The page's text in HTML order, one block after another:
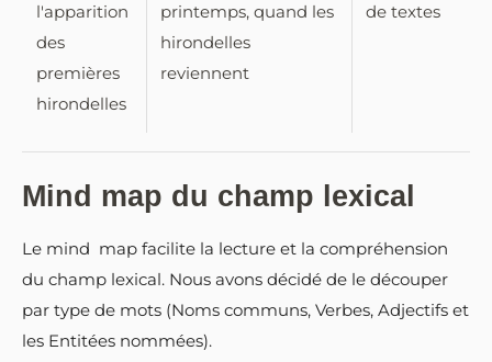
l'apparition
des
premières
hirondelles
printemps, quand les
hirondelles
reviennent
de textes
Mind map du champ lexical
Le mind map facilite la lecture et la compréhension
du champ lexical. Nous avons décidé de le découper
par type de mots (Noms communs, Verbes, Adjectifs et
les Entitées nommées).